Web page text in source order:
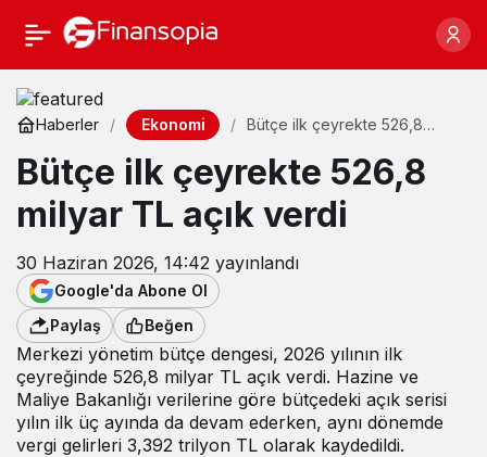
Haberler Ekonomi
Bütçe ilk çeyrekte 526,8
Bütçe ilk çeyrekte 526,8
milyar TL açık verdi
30 Haziran 2026, 14:42 yayınlandı
Google'da Abone Ol
Paylaş
Beğen
Merkezi yönetim bütçe dengesi, 2026 yılının ilk
çeyreğinde 526,8 milyar TL açık verdi. Hazine ve
Maliye Bakanlığı verilerine göre bütçedeki açık serisi
yılın ilk üç ayında da devam ederken, aynı dönemde
vergi gelirleri 3,392 trilyon TL olarak kaydedildi.